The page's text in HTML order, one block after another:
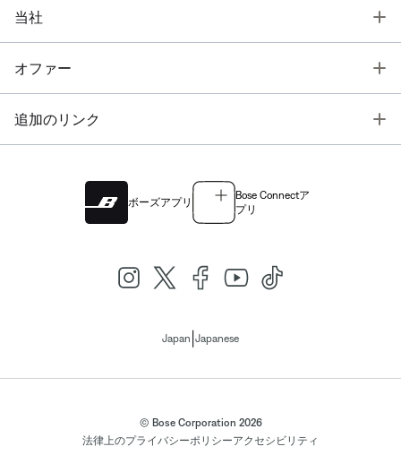
当社
オファー
追加のリンク
ボーズアプリ
Bose Connectア
プリ
Japan Japanese
© Bose Corporation 2026
法律上のプライバシーポリシーアクセシビリティ